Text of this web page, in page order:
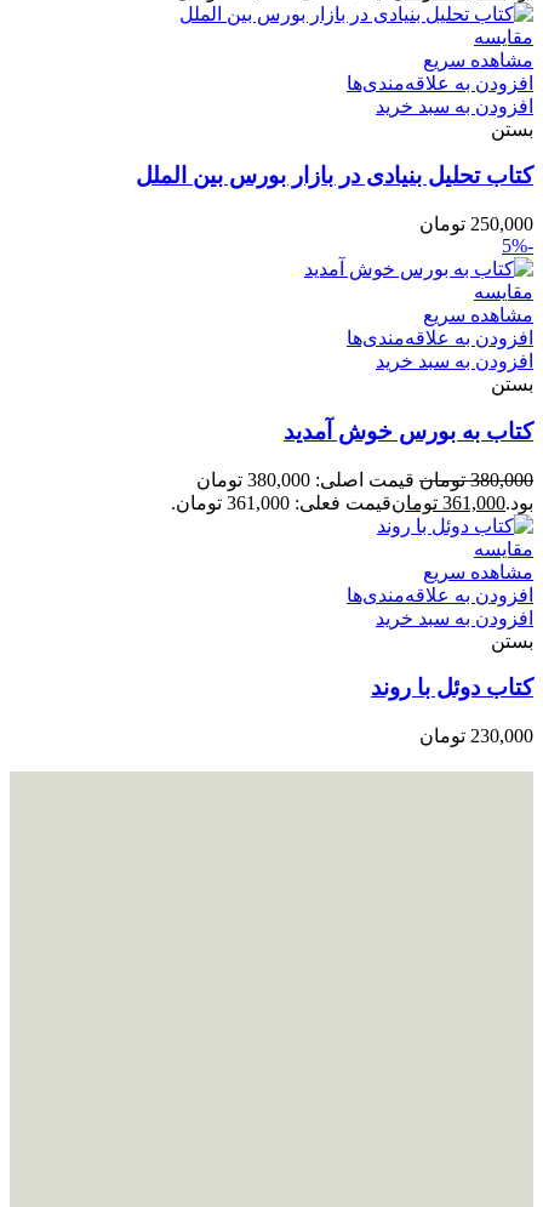
مقایسه
مشاهده سریع
افزودن به علاقه‌مندی‌ها
افزودن به سبد خرید
بستن
کتاب تحلیل بنیادی در بازار بورس بین الملل
250,000 تومان
-5%
مقایسه
مشاهده سریع
افزودن به علاقه‌مندی‌ها
افزودن به سبد خرید
بستن
کتاب به بورس خوش آمدید
380,000 تومان
قیمت اصلی: 380,000 تومان
بود.361,000 تومانقیمت فعلی: 361,000 تومان.
مقایسه
مشاهده سریع
افزودن به علاقه‌مندی‌ها
افزودن به سبد خرید
بستن
کتاب دوئل با روند
230,000 تومان